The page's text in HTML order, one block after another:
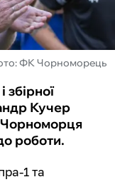
ФК Чорноморець
Кучер
Чорноморця
роботи.
1 та